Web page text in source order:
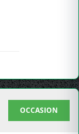
OCCASION